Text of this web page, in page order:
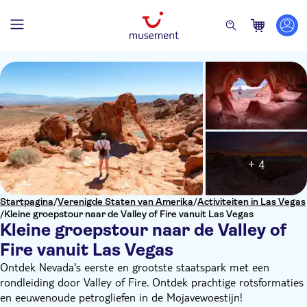
Startpagina/Verenigde Staten van Amerika/Activiteiten in Las Vegas
/Kleine groepstour naar de Valley of Fire vanuit Las Vegas
Kleine groepstour naar de Valley of
Fire vanuit Las Vegas
+ 4
Ontdek Nevada's eerste en grootste staatspark met een
rondleiding door Valley of Fire. Ontdek prachtige rotsformaties
en eeuwenoude petrogliefen in de Mojavewoestijn!